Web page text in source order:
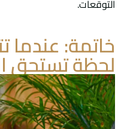
التوقعات.
خاتمة: عندما
لحظة تستحق